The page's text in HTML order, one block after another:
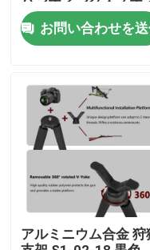
ホーム
製品
ビデオ
VRショー
企業情報
ック・ブラケット
お問い合わせを
アルミニウム合金 狩